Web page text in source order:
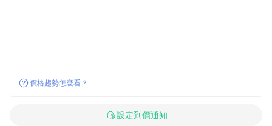
價格趨勢怎麼看？
設定到價通知